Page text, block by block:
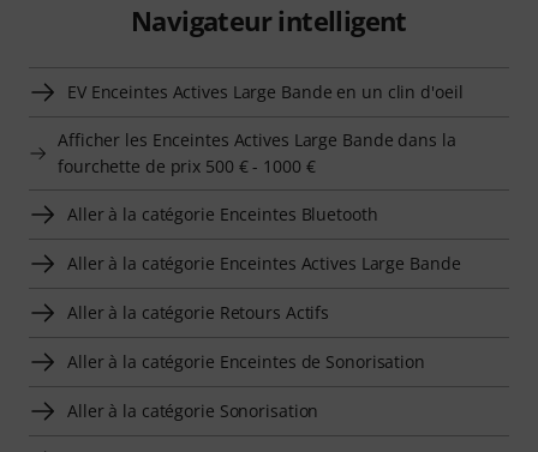
Navigateur intelligent
EV Enceintes Actives Large Bande en un clin d'oeil
Afficher les Enceintes Actives Large Bande dans la
fourchette de prix 500 € - 1000 €
Aller à la catégorie Enceintes Bluetooth
Aller à la catégorie Enceintes Actives Large Bande
Aller à la catégorie Retours Actifs
Aller à la catégorie Enceintes de Sonorisation
Aller à la catégorie Sonorisation